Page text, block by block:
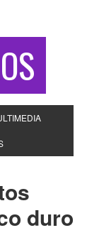
duro